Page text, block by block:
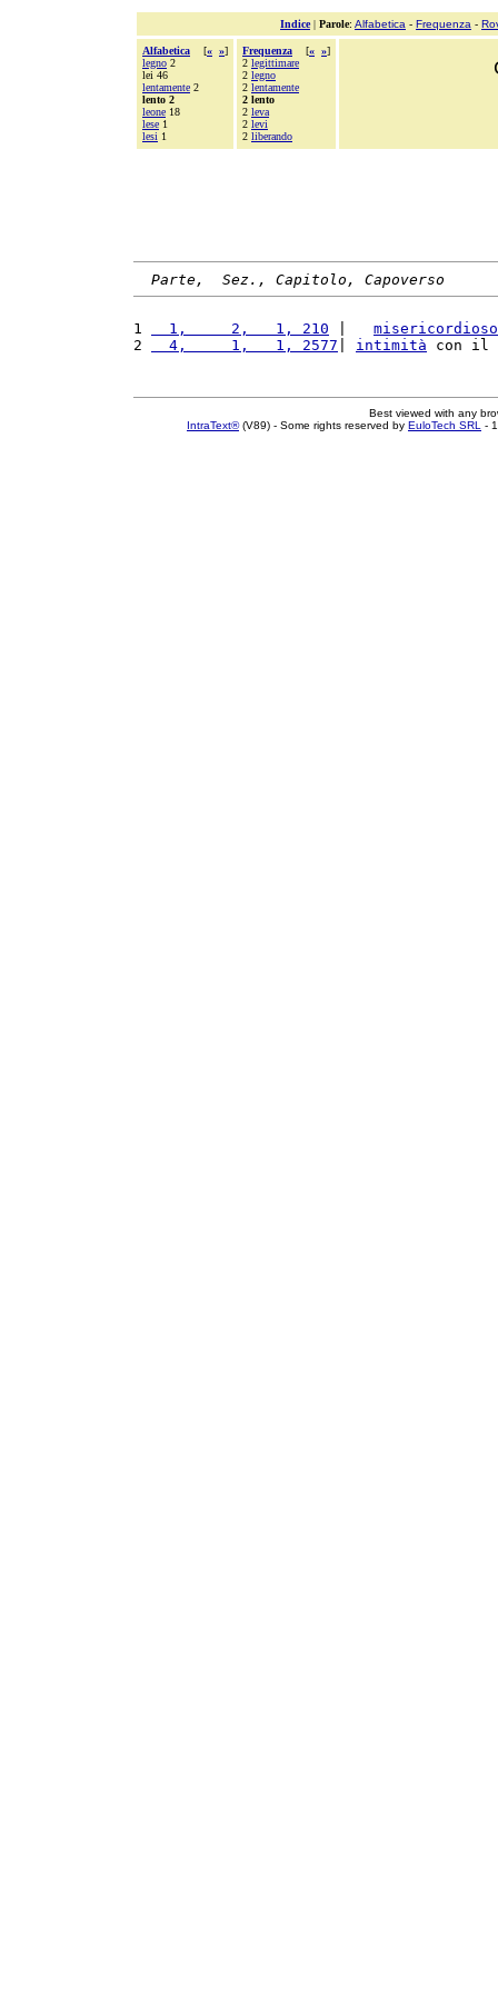
Indice| Parole: Alfabetica - Frequenza -
Alfabetica [« »]
legno 2
lei 46
lentamente 2
lento 2
leone 18
lese 1
lesi 1
Frequenza [« »]
2 legittimare
2 legno
2 lentamente
2 lento
2 leva
2 levi
2 liberando
Parte,  Sez., Capitolo, Capoverso
1
  1,     2,   1, 210
misericordioso
2
  4,     1,   1, 2577
intimità con il
Best viewed with any
IntraText®(V89) - Some rights reserved by EuloTech SRL -